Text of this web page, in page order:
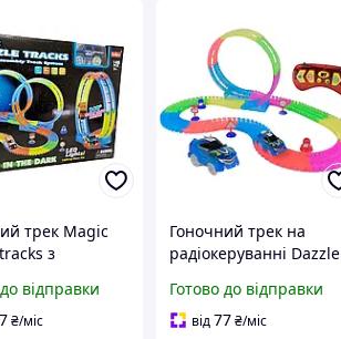
трек Magic
з
відправки
₴/міс
Гоночний трек на
радіокеруванні Dazzle
Готово до відправки
від77 ₴/міс